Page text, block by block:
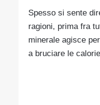
Spesso si sente
ragioni, prima fra
minerale agisce
a bruciare le